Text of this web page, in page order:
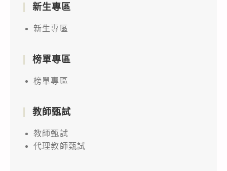
新生專區
新生專區
榜單專區
榜單專區
教師甄試
教師甄試
代理教師甄試